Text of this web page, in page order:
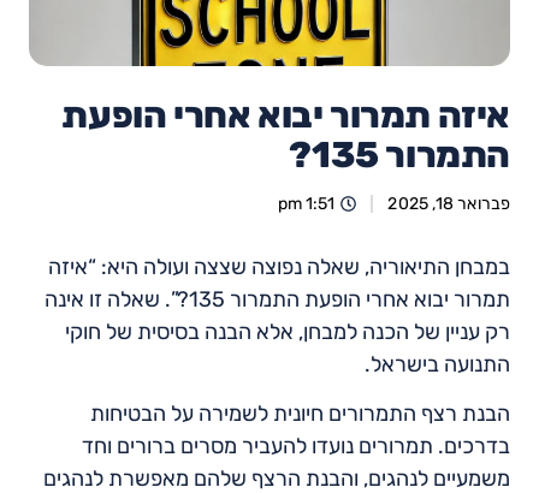
איזה תמרור יבוא אחרי הופעת
התמרור 135?
פברואר 18, 2025 1:51 pm
במבחן התיאוריה, שאלה נפוצה שצצה ועולה היא: “איזה
תמרור יבוא אחרי הופעת התמרור 135?”. שאלה זו אינה
רק עניין של הכנה למבחן, אלא הבנה בסיסית של חוקי
התנועה בישראל.
הבנת רצף התמרורים חיונית לשמירה על הבטיחות
בדרכים. תמרורים נועדו להעביר מסרים ברורים וחד
משמעיים לנהגים, והבנת הרצף שלהם מאפשרת לנהגים